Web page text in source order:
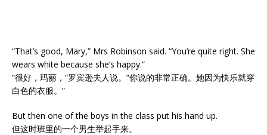
“That’s good, Mary,” Mrs Robinson said. “You’re quite right. She
wears white because she’s happy.”
“很好，玛丽，”罗宾逊夫人说。“你说的非常正确。她因为快乐就穿
白色的衣服。”
But then one of the boys in the class put his hand up.
但这时班里的一个男生举起手来。